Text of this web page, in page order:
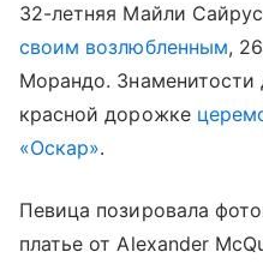
32-летняя Майли
своим возлюбленным,
Морандо. Знаменитости
красной дорожке
«Оскар».
Певица позировала
платье от Alexander